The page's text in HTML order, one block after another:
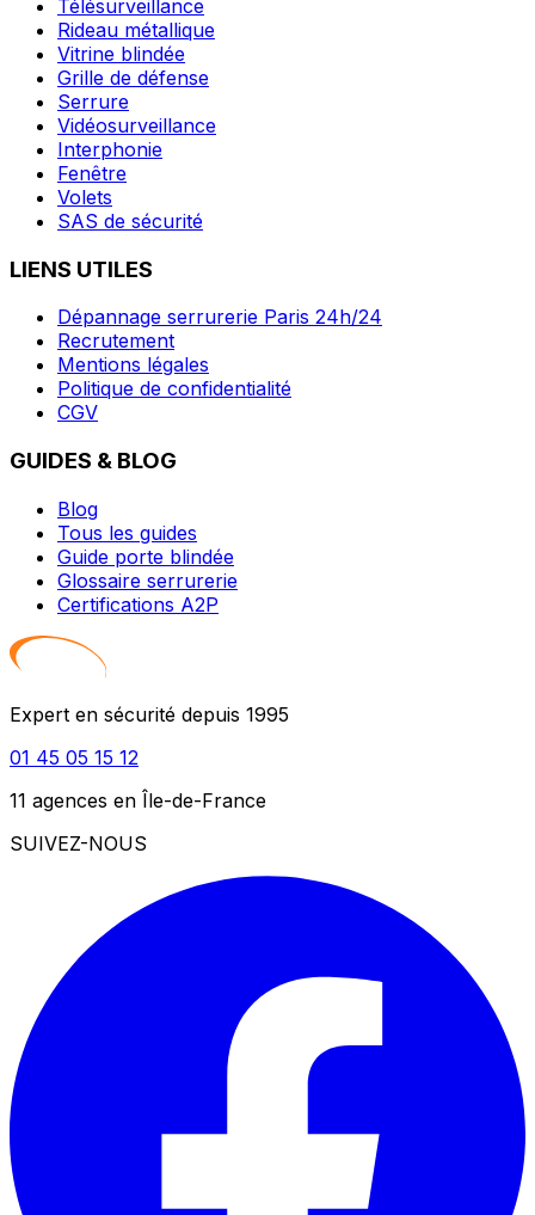
Télésurveillance
Rideau métallique
Vitrine blindée
Grille de défense
Serrure
Vidéosurveillance
Interphonie
Fenêtre
Volets
SAS de sécurité
LIENS UTILES
Dépannage serrurerie Paris 24h/24
Recrutement
Mentions légales
Politique de confidentialité
CGV
GUIDES & BLOG
Blog
Tous les guides
Guide porte blindée
Glossaire serrurerie
Certifications A2P
Expert en sécurité depuis 1995
01 45 05 15 12
11 agences en Île-de-France
SUIVEZ-NOUS